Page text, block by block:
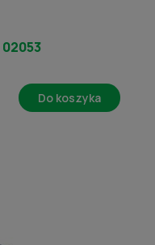
02053
Do koszyka